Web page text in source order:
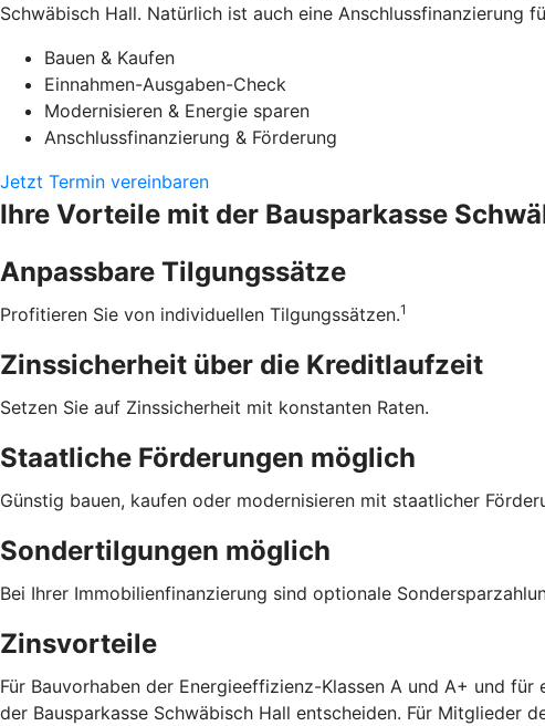
Schwäbisch Hall. Natürlich ist auch eine Anschlussfinanzierung
Bauen & Kaufen
Einnahmen-Ausgaben-Check
Modernisieren & Energie sparen
Anschlussfinanzierung & Förderung
Jetzt Termin vereinbaren
Ihre Vorteile mit der Bausparkasse
Anpassbare Tilgungssätze
Profitieren Sie von individuellen Tilgungssätzen.1
Zinssicherheit über die ­Kreditlaufzeit
Setzen Sie auf Zinssicherheit mit konstanten Raten.
Staatliche Förderungen möglich
Günstig bauen, kaufen oder modernisieren mit staatlicher
Sondertilgungen möglich
Bei Ihrer Immobilienfinanzierung sind optionale
Zinsvorteile
Für Bauvorhaben der Energieeffizienz-Klassen A und A+ und
der Bausparkasse Schwäbisch Hall entscheiden. Für Mitglieder